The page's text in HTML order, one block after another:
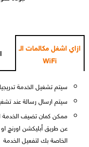
ازاي اشغل مكالمات الـ
WiFi
سيتم تشغيل الخدمة
سيتم ارسال رسالة عند
ممكن كمان تضيف الخدمة
الخاصة بك لتفعيل الخدمة